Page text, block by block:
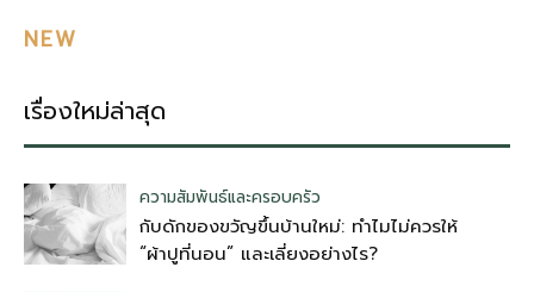
NEW
เรื่องใหม่ล่าสุด
ความสัมพันธ์และครอบครัว
กับดักของขวัญขึ้นบ้านใหม่: ทำไมไม่ควรให้
“ผ้าปูที่นอน” และเลี่ยงอย่างไร?